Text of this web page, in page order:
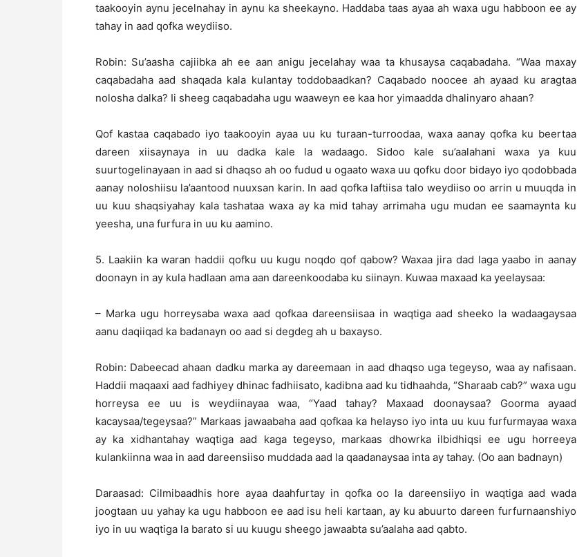
taakooyin aynu jecelnahay in aynu ka sheekayno. Haddaba taas ayaa ah waxa ugu habboon ee ay
tahay in aad qofka weydiiso.
Robin: Su’aasha cajiibka ah ee aan anigu jecelahay waa ta khusaysa caqabadaha. “Waa maxay
caqabadaha aad shaqada kala kulantay toddobaadkan? Caqabado noocee ah ayaad ku aragtaa
nolosha dalka? Ii sheeg caqabadaha ugu waaweyn ee kaa hor yimaadda dhalinyaro ahaan?
Qof kastaa caqabado iyo taakooyin ayaa uu ku turaan-turroodaa, waxa aanay qofka ku beertaa
dareen xiisaynaya in uu dadka kale la wadaago. Sidoo kale su’aalahani waxa ya kuu
suurtogelinayaan in aad si dhaqso ah oo fudud u ogaato waxa uu qofku door bidayo iyo qodobbada
aanay noloshiisu la’aantood nuuxsan karin. In aad qofka laftiisa talo weydiiso oo arrin u muuqda in
uu kuu shaqsiyahay kala tashataa waxa ay ka mid tahay arrimaha ugu mudan ee saamaynta ku
yeesha, una furfura in uu ku aamino.
5. Laakiin ka waran haddii qofku uu kugu noqdo qof qabow? Waxaa jira dad laga yaabo in aanay
doonayn in ay kula hadlaan ama aan dareenkoodaba ku siinayn. Kuwaa maxaad ka yeelaysaa:
– Marka ugu horreysaba waxa aad qofkaa dareensiisaa in waqtiga aad sheeko la wadaagaysaa
aanu daqiiqad ka badanayn oo aad si degdeg ah u baxayso.
Robin: Dabeecad ahaan dadku marka ay dareemaan in aad dhaqso uga tegeyso, waa ay nafisaan.
Haddii maqaaxi aad fadhiyey dhinac fadhiisato, kadibna aad ku tidhaahda, “Sharaab cab?” waxa ugu
horreysa ee uu is weydiinayaa waa, “Yaad tahay? Maxaad doonaysaa? Goorma ayaad
kacaysaa/tegeysaa?” Markaas jawaabaha aad qofkaa ka helayso iyo inta uu kuu furfurmayaa waxa
ay ka xidhantahay waqtiga aad kaga tegeyso, markaas dhowrka ilbidhiqsi ee ugu horreeya
kulankiinna waa in aad dareensiiso muddada aad la qaadanaysaa inta ay tahay. (Oo aan badnayn)
Daraasad: Cilmibaadhis hore ayaa daahfurtay in qofka oo la dareensiiyo in waqtiga aad wada
joogtaan uu yahay ka ugu habboon ee aad isu heli kartaan, ay ku abuurto dareen furfurnaanshiyo
iyo in uu waqtiga la barato si uu kuugu sheego jawaabta su’aalaha aad qabto.